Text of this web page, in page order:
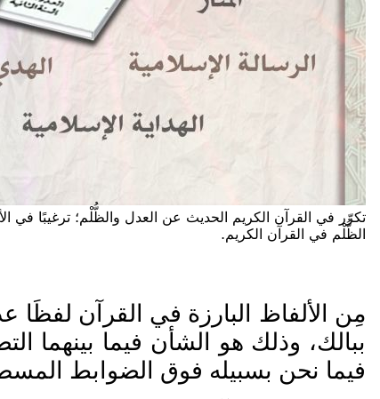
تكرّر في القرآن الكريم الحديث عن العدل والظُّلْم؛ ترغيبًا في
الظُّلْم في القرآن الكريم.
مِن الألفاظ البارزة في القرآن
ببالك، وذلك هو الشأن فيما بينهما
فيما نحن بسبيله فوق الضوابط